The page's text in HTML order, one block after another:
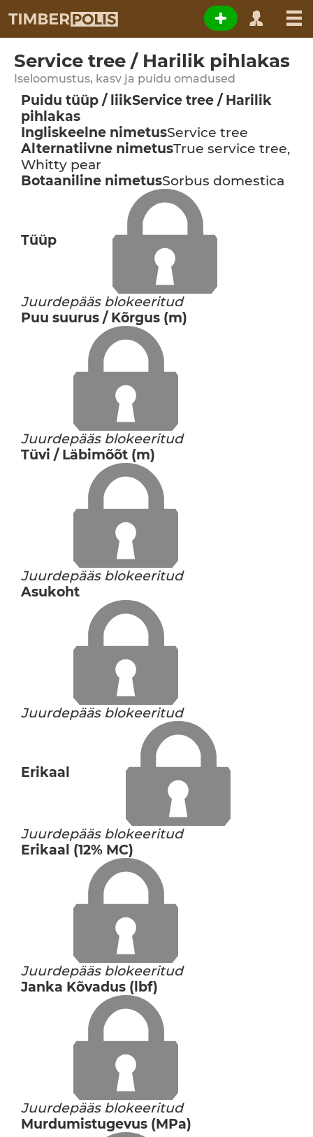
Service tree / Harilik pihlakas
Iseloomustus, kasv ja puidu omadused
Puidu tüüp / liikService tree / Harilik
pihlakas
Ingliskeelne nimetusService tree
Alternatiivne nimetusTrue service tree,
Whitty pear
Botaaniline nimetusSorbus domestica
Tüüp
Juurdepääs blokeeritud
Puu suurus / Kõrgus (m)
Juurdepääs blokeeritud
Tüvi / Läbimõõt (m)
Juurdepääs blokeeritud
Asukoht
Juurdepääs blokeeritud
Erikaal
Juurdepääs blokeeritud
Erikaal (12% MC)
Juurdepääs blokeeritud
Janka Kõvadus (lbf)
Juurdepääs blokeeritud
Murdumistugevus (MPa)